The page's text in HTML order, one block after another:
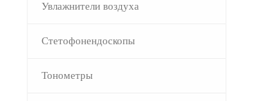
Увлажнители воздуха
Стетофонендоскопы
–
Тонометры
–